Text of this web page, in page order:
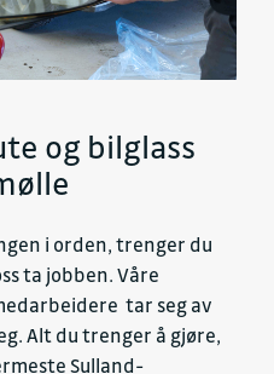
og bilglass
i orden, trenger du
ta jobben. Våre
tar seg av
Alt du trenger å gjøre,
Sulland-